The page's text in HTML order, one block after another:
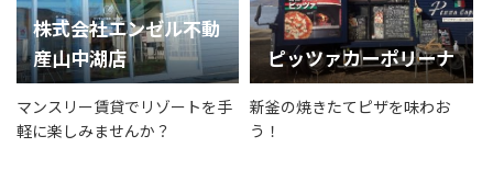
株式会社エンゼル不動
産山中湖店
マンスリー賃貸でリゾートを手
軽に楽しみませんか？
ピッツァカーポリーナ
新釜の焼きたてピザを味わお
う！